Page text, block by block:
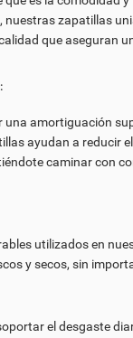
nuestras zapatillas
que aseguran
una amortiguación
ayudan a reducir
caminar con
utilizados en
y secos, sin
el desgaste